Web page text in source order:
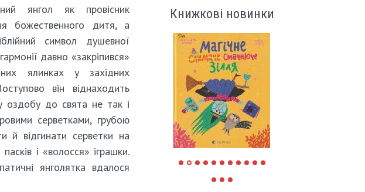
янгол як провісник
божественного дитя, а
символ душевної
давно «закріпився»
ялинках у західних
він віднаходить
оздобу до свята не так і
серветками, грубою
й відгинати серветки на
і «волосся» іграшки.
янголятка вдалося
Книжкові новинки